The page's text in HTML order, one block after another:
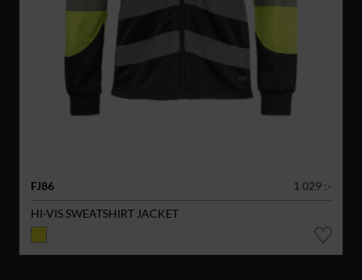
FJ86
1 029 :-
HI-VIS SWEATSHIRT JACKET